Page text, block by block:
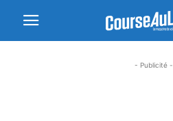
- Publicité -